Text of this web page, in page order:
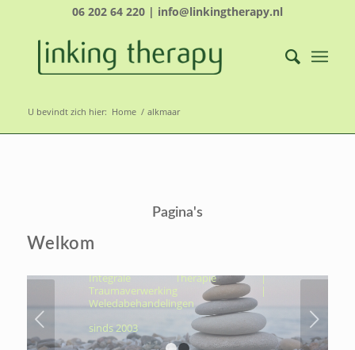
06 202 64 220 | info@linkingtherapy.nl
U bevindt zich hier: Home / alkmaar
Pagina's
Welkom
ÉCHT NAAR JOUW
KERN, OM VOLUIT TE
LEVEN
Integrale Therapie |
Traumaverwerking |
Weledabehandelingen
sinds 2003
Volgende